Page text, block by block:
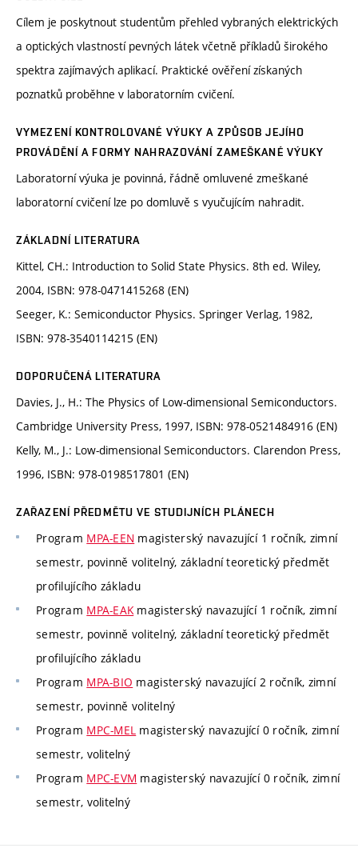
Cílem je poskytnout studentům přehled vybraných elektrických
a optických vlastností pevných látek včetně příkladů širokého
spektra zajímavých aplikací. Praktické ověření získaných
poznatků proběhne v laboratorním cvičení.
VYMEZENÍ KONTROLOVANÉ VÝUKY A ZPŮSOB JEJÍHO
PROVÁDĚNÍ A FORMY NAHRAZOVÁNÍ ZAMEŠKANÉ VÝUKY
Laboratorní výuka je povinná, řádně omluvené zmeškané
laboratorní cvičení lze po domluvě s vyučujícím nahradit.
ZÁKLADNÍ LITERATURA
Kittel, CH.: Introduction to Solid State Physics. 8th ed. Wiley,
2004, ISBN: 978-0471415268 (EN)
Seeger, K.: Semiconductor Physics. Springer Verlag, 1982,
ISBN: 978-3540114215 (EN)
DOPORUČENÁ LITERATURA
Davies, J., H.: The Physics of Low-dimensional Semiconductors.
Cambridge University Press, 1997, ISBN: 978-0521484916 (EN)
Kelly, M., J.: Low-dimensional Semiconductors. Clarendon Press,
1996, ISBN: 978-0198517801 (EN)
ZAŘAZENÍ PŘEDMĚTU VE STUDIJNÍCH PLÁNECH
Program MPA-EEN magisterský navazující 1 ročník, zimní
semestr, povinně volitelný, základní teoretický předmět
profilujícího základu
Program MPA-EAKmagisterský navazující 1 ročník, zimní
semestr, povinně volitelný, základní teoretický předmět
profilujícího základu
Program MPA-BIO magisterský navazující 2 ročník, zimní
semestr, povinně volitelný
Program MPC-MEL magisterský navazující 0 ročník, zimní
semestr, volitelný
Program MPC-EVM magisterský navazující 0 ročník, zimní
semestr, volitelný